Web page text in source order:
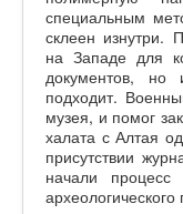
специальным
склеен изнутри.
на Западе для
документов,
подходит.
музея, и помог
халата с Алтая
присутствии
начали процесс